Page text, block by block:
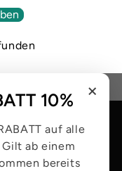
×
10%
auf alle
Gilt ab einem
bereits
an, um Produkte